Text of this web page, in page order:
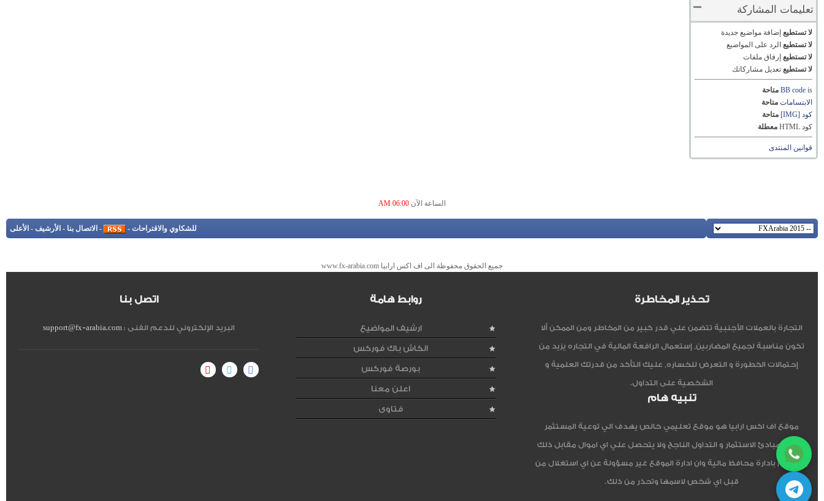
تعليمات المشاركة
لا تستطيع إضافة مواضيع جديدة
لا تستطيع الرد على المواضيع
لا تستطيع إرفاق ملفات
لا تستطيع تعديل مشاركاتك
BB codeis
متاحة
الابتسامات متاحة
كود [IMG]
متاحة
كود HTML
معطلة
قوانين المنتدى
الساعة الآن 06:00 AM
للشكاوي والاقتراحات -
- الاتصال بنا - الأرشيف - الأعلى
جميع الحقوق محفوظة الى اف اكس ارابيا www.fx-arabia.com
تحذير المخاطرة
التجارة بالعملات الأجنبية تتضمن علي قدر كبير من المخاطر ومن الممكن ألا
تكون مناسبة لجميع المضاربين, إستعمال الرافعة المالية في التجاره يزيد من
إحتمالات الخطورة و التعرض للخساره, عليك التأكد من قدرتك العلمية و
الشخصية على التداول.
تنبيه هام
موقع اف اكس ارابيا هو موقع تعليمي خالص يهدف الي توعية المستثمر
العربي مبادئ الاستثمار و التداول الناجح ولا يتحصل علي اي اموال مقابل ذلك
ولا يقوم بادارة محافظ مالية وان ادارة الموقع غير مسؤولة عن اي استغلال من
قبل اي شخص لاسمها وتحذر من ذلك.
روابط هامة
ارشيف المواضيع
الكاش باك فوركس
بورصة فوركس
اعلن معنا
فتاوى
اتصل بنا
البريد الإلكتروني للدعم الفنى :support@fx-arabia.com